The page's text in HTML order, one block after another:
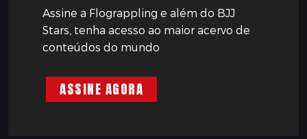
Assine a Flograppling e além do BJJ
Stars, tenha acesso ao maior acervo de
conteúdos do mundo
ASSINE AGORA